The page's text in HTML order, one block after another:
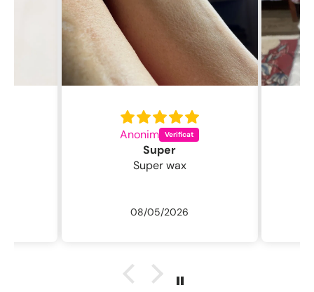
Anonim
Super
Super wax
08/05/2026